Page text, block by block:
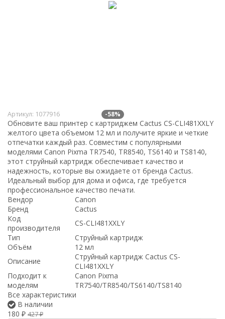
-58%
Артикул: 1077916
Обновите ваш принтер с картриджем Cactus CS-CLI481XXLY
желтого цвета объемом 12 мл и получите яркие и четкие
отпечатки каждый раз. Совместим с популярными
моделями Canon Pixma TR7540, TR8540, TS6140 и TS8140,
этот струйный картридж обеспечивает качество и
надежность, которые вы ожидаете от бренда Cactus.
Идеальный выбор для дома и офиса, где требуется
профессиональное качество печати.
Вендор
Canon
Бренд
Cactus
Код
производителя
CS-CLI481XXLY
Тип
Струйный картридж
Объём
12 мл
Описание
Струйный картридж Cactus CS-
CLI481XXLY
Подходит к
моделям
Canon Pixma
TR7540/TR8540/TS6140/TS8140
Все характеристики
В наличии
180 ₽ 427₽